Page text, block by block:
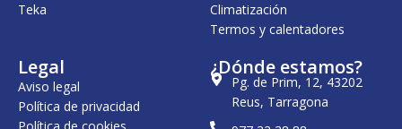
.
Teka
Climatización
Termos y calentadores
Legal
Aviso legal
Política de privacidad
¿Dónde estamos?
Pg. de Prim, 12, 43202
Reus, Tarragona